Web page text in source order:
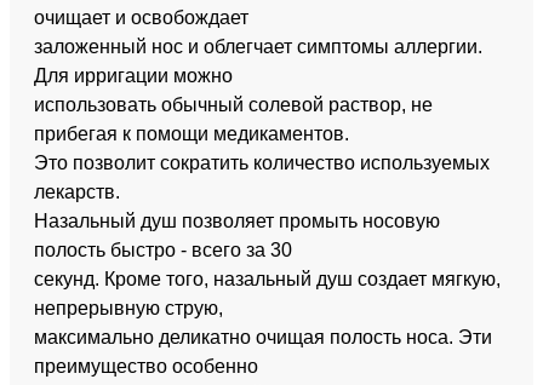
очищает и освобождает
заложенный нос и облегчает симптомы аллергии.
Для ирригации можно
использовать обычный солевой раствор, не
прибегая к помощи медикаментов.
Это позволит сократить количество используемых
лекарств.
Назальный душ позволяет промыть носовую
полость быстро - всего за 30
секунд. Кроме того, назальный душ создает мягкую,
непрерывную струю,
максимально деликатно очищая полость носа. Эти
преимущество особенно